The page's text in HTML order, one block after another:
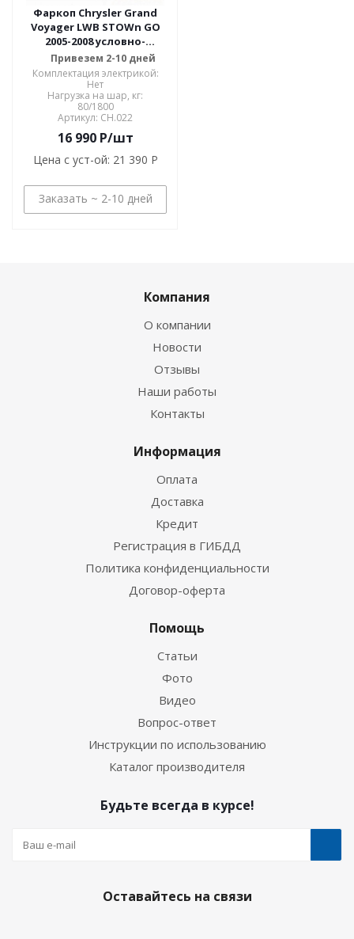
Фаркоп Chrysler Grand
Voyager LWB STOWn GO
2005-2008 условно-
съемное крепление шара
CH.022
Привезем 2-10 дней
Комплектация электрикой:
Нет
Нагрузка на шар, кг:
80/1800
Артикул: CH.022
16 990P/шт
Цена с уст-ой: 21 390 P
Заказать ~ 2-10 дней
Компания
О компании
Новости
Отзывы
Наши работы
Контакты
Информация
Оплата
Доставка
Кредит
Регистрация в ГИБДД
Политика конфиденциальности
Договор-оферта
Помощь
Статьи
Фото
Видео
Вопрос-ответ
Инструкции по использованию
Каталог производителя
Будьте всегда в курсе!
Оставайтесь на связи